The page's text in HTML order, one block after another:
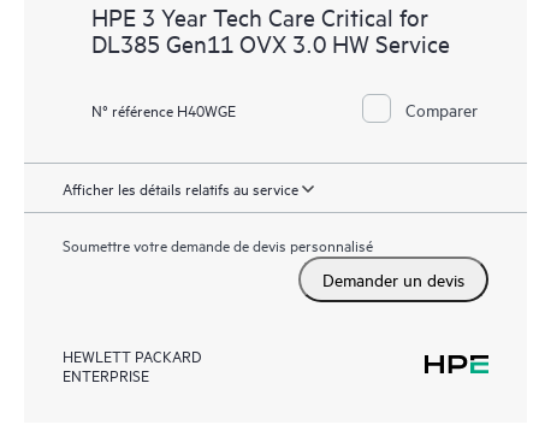
HPE 3 Year Tech Care Critical for
DL385 Gen11 OVX 3.0 HW Service
N° référence H40WGE Comparer
Afficher les détails relatifs au service
Soumettre votre demande de devis personnalisé
Demander un devis
HEWLETT PACKARD
ENTERPRISE